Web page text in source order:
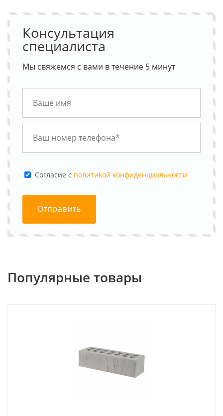
Консультация
специалиста
Мы свяжемся с вами в течение 5 минут
Cогласие с политикой конфиденциальности
Отправить
Популярные товары